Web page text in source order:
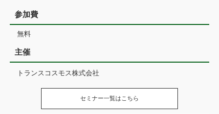
参加費
無料
主催
トランスコスモス株式会社
セミナー一覧はこちら